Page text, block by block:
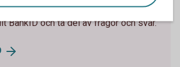
har du på din mobil. Läs om hur du
BankID och ta del av frågor och svar.